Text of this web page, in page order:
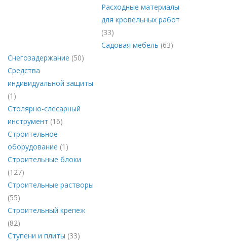
Расходные материалы
для кровельных работ
(33)
Садовая мебель (63)
Снегозадержание (50)
Средства
индивидуальной защиты
(1)
Столярно-слесарный
инструмент (16)
Строительное
оборудование (1)
Строительные блоки
(127)
Строительные растворы
(55)
Строительный крепеж
(82)
Ступени и плиты (33)